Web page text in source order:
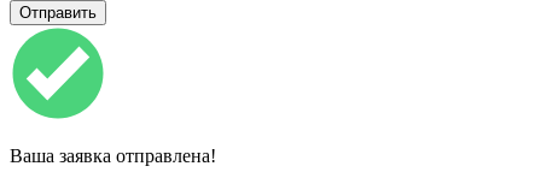
Ваша заявка отправлена!